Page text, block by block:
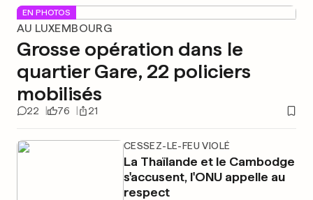
EN PHOTOS
AU LUXEMBOURG
Grosse opération dans le
quartier Gare, 22 policiers
mobilisés
22 76 21
CESSEZ-LE-FEU VIOLÉ
La Thaïlande et le Cambodge
s'accusent, l'ONU appelle au
respect